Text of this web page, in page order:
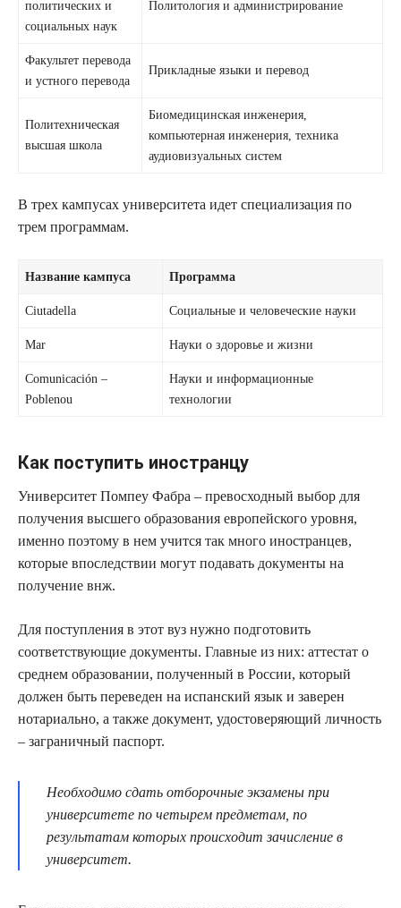
политических и
социальных наук
Политология и администрирование
Факультет перевода
и устного перевода
Прикладные языки и перевод
Политехническая
высшая школа
Биомедицинская инженерия,
компьютерная инженерия, техника
аудиовизуальных систем
В трех кампусах университета идет специализация по
трем программам.
Название кампуса Программа
Ciutadella Социальные и человеческие науки
Mar Науки о здоровье и жизни
Comunicación –
Poblenou
Науки и информационные
технологии
Как поступить иностранцу
Университет Помпеу Фабра – превосходный выбор для
получения высшего образования европейского уровня,
именно поэтому в нем учится так много иностранцев,
которые впоследствии могут подавать документы на
получение внж.
Для поступления в этот вуз нужно подготовить
соответствующие документы. Главные из них: аттестат о
среднем образовании, полученный в России, который
должен быть переведен на испанский язык и заверен
нотариально, а также документ, удостоверяющий личность
– заграничный паспорт.
Необходимо сдать отборочные экзамены при
университете по четырем предметам, по
результатам которых происходит зачисление в
университет.